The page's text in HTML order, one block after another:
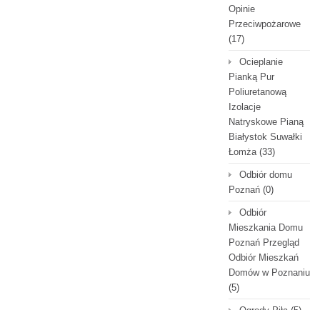
Opinie
Przeciwpożarowe
(17)
Ocieplanie
Pianką Pur
Poliuretanową
Izolacje
Natryskowe Pianą
Białystok Suwałki
Łomża(33)
Odbiór domu
Poznań (0)
Odbiór
Mieszkania Domu
Poznań Przegląd
Odbiór Mieszkań
Domów w Poznaniu
(5)